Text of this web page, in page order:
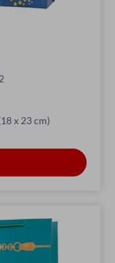
x 23 cm)